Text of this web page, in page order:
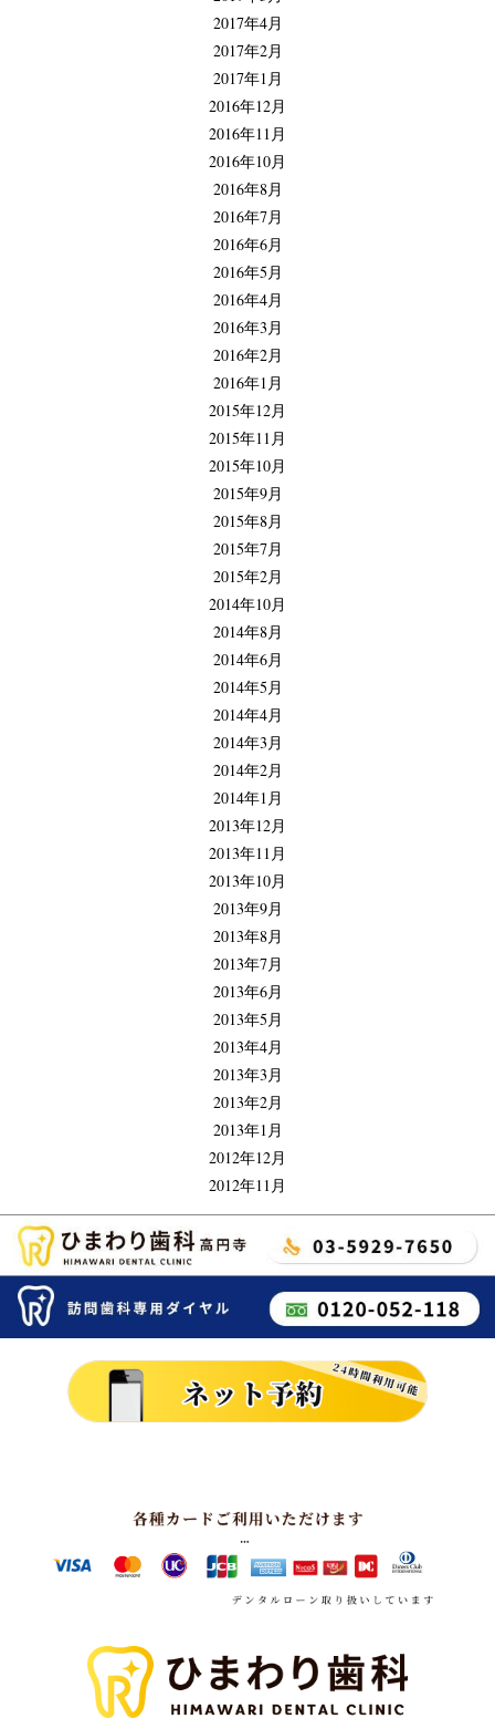
2017年4月
2017年2月
2017年1月
2016年12月
2016年11月
2016年10月
2016年8月
2016年7月
2016年6月
2016年5月
2016年4月
2016年3月
2016年2月
2016年1月
2015年12月
2015年11月
2015年10月
2015年9月
2015年8月
2015年7月
2015年2月
2014年10月
2014年8月
2014年6月
2014年5月
2014年4月
2014年3月
2014年2月
2014年1月
2013年12月
2013年11月
2013年10月
2013年9月
2013年8月
2013年7月
2013年6月
2013年5月
2013年4月
2013年3月
2013年2月
2013年1月
2012年12月
2012年11月